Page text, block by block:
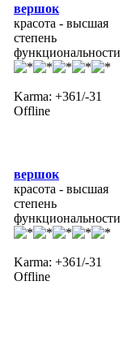
вершок
красота - высшая
степень
функциональности
Karma: +361/-31
Offline
вершок
красота - высшая
степень
функциональности
Karma: +361/-31
Offline